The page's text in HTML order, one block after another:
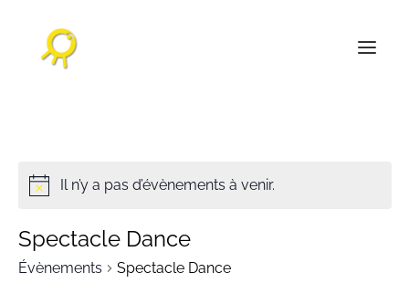
AGENDA CULTUREL
RÉALISATIONS
NOS PUBLICATIONS
Il n’y a pas d’évènements à venir.
Spectacle Dance
Évènements Spectacle Dance